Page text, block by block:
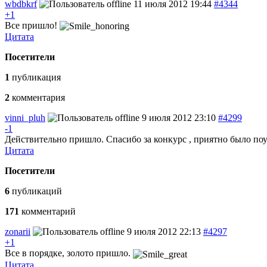
wbdbkrf
11 июля 2012 19:44 #4344
+1
Все пришло!
Цитата
Посетители
1 публикация
2 комментария
vinni_pluh
9 июля 2012 23:10 #4299
-1
Действительно пришло. Спасибо за конкурс , приятно было
Цитата
Посетители
6 публикаций
171 комментарий
zonarii
9 июля 2012 22:13 #4297
+1
Все в порядке, золото пришло.
Цитата